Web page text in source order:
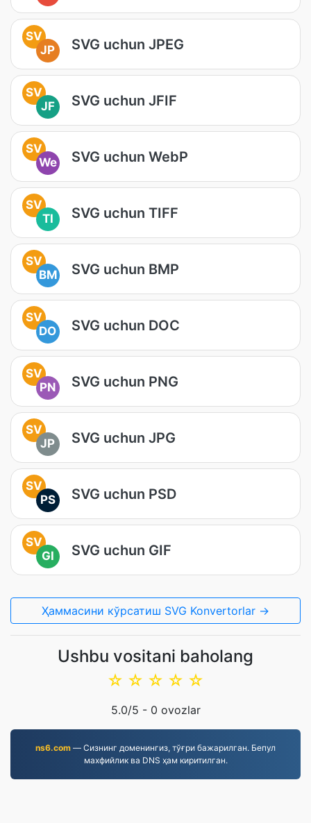
SV
JP
SVG uchun JPEG
SV
JF
SVG uchun JFIF
SV
We
SVG uchun WebP
SV
TI
SVG uchun TIFF
SV
BM
SVG uchun BMP
SV
DO
SVG uchun DOC
SV
PN
SVG uchun PNG
SV
JP
SVG uchun JPG
SV
PS
SVG uchun PSD
SV
GI
SVG uchun GIF
Ҳаммасини кўрсатиш SVG Konvertorlar →
Ushbu vositani baholang
☆
☆
☆
☆
☆
5.0/5 - 0 ovozlar
ns6.com — Сизнинг доменингиз, тўғри бажарилган. Бепул
махфийлик ва DNS ҳам киритилган.